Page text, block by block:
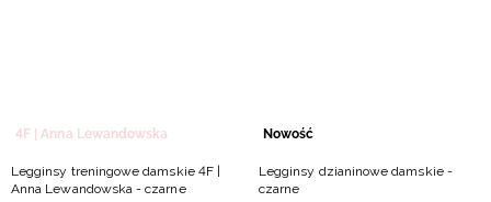
4F | Anna Lewandowska
Legginsy treningowe damskie 4F |
Anna Lewandowska - czarne
Nowość
Legginsy dzianinowe damskie -
czarne
Słowacki / EUR
Ukraiński / UAH